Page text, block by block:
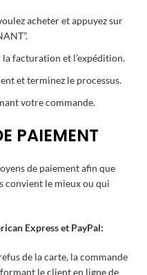
acheter et appuyez sur
facturation et l’expédition.
et terminez le processus.
votre commande.
PAIEMENT
de paiement afin que
convient le mieux ou qui
Express et PayPal:
de la carte, la commande
le client en ligne de